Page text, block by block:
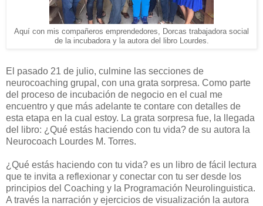
Aquí con mis compañeros emprendedores, Dorcas trabajadora social
de la incubadora y la autora del libro Lourdes.
El pasado 21 de julio, culmine las secciones de
neurocoaching grupal, con una grata sorpresa. Como parte
del proceso de incubación de negocio en el cual me
encuentro y que más adelante te contare con detalles de
esta etapa en la cual estoy. La grata sorpresa fue, la llegada
del libro: ¿Qué estás haciendo con tu vida? de su autora la
Neurocoach Lourdes M. Torres.
¿Qué estás haciendo con tu vida? es un libro de fácil lectura
que te invita a reflexionar y conectar con tu ser desde los
principios del Coaching y la Programación Neurolinguistica.
A través la narración y ejercicios de visualización la autora